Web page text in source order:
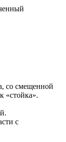
со смещенной
«стойка».
с